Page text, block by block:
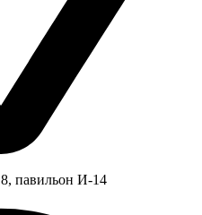
8, павильон И-14